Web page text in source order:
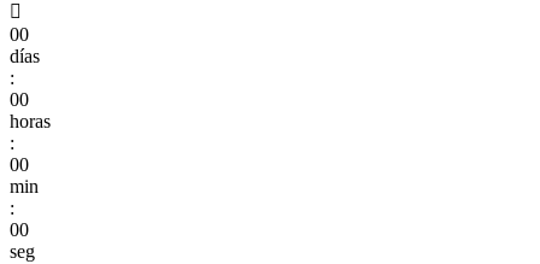

00
días
:
00
horas
:
00
min
:
00
seg